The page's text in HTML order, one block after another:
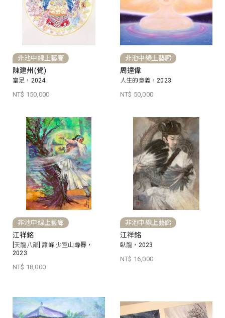
非池中線上藝廊
陳建州(覺)
富足，2024
NT$ 150,000
非池中線上藝廊
周達偉
人生的意義，2023
NT$ 50,000
非池中線上藝廊
江祥銘
[天龍八部] 蕭峰.少室山尋臖，
2023
NT$ 18,000
非池中線上藝廊
江祥銘
臥龍，2023
NT$ 16,000